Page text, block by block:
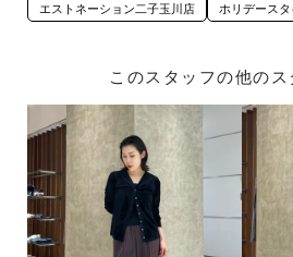
エストネーション二子玉川店 ホリデース
このスタッフの他の